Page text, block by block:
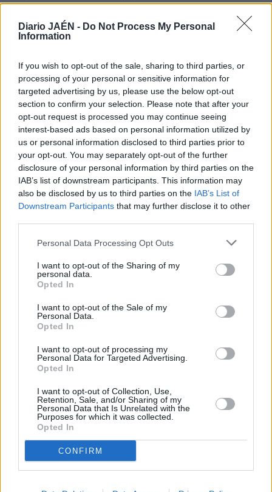
Diario JAÉN - Do Not Process My Personal
Information
If you wish to opt-out of the sale, sharing to third parties, or
processing of your personal or sensitive information for
targeted advertising by us, please use the below opt-out
section to confirm your selection. Please note that after your
opt-out request is processed you may continue seeing
interest-based ads based on personal information utilized by
us or personal information disclosed to third parties prior to
your opt-out. You may separately opt-out of the further
disclosure of your personal information by third parties on the
IAB’s list of downstream participants. This information may
also be disclosed by us to third parties on the IAB’s List of
Downstream Participants that may further disclose it to other
Personal Data Processing Opt Outs
I want to opt-out of the Sharing of my
personal data.
Opted In
I want to opt-out of the Sale of my
Personal Data.
Opted In
I want to opt-out of processing my
Personal Data for Targeted Advertising.
Opted In
I want to opt-out of Collection, Use,
Retention, Sale, and/or Sharing of my
Personal Data that Is Unrelated with the
Purposes for which it was collected.
Opted In
CONFIRM
proyecta un descenso importante de la confianza que
depositan los ciudadanos en esta coalición. Obtendría una
representación municipal del 6,8% —en las elecciones de
concejales, cuando en la actualidad cuenta con 3 ediles.
Después de la coalición que lidera Sebastián Martínez
Solás entraría UPyD, con 1.799 apoyos y un porcentaje del
6,7. Experimenta un incremento de 630 votos con respecto
a la última cita electoral y su irrupción en la política
municipal con 1 o 2 representantes. Los andalucistas, con
999, aumentarían sus resultados, pero no estarían en el
salón de plenos.